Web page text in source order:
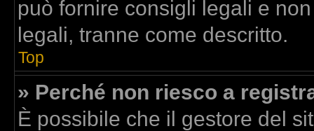
può fornire consigli legali e
legali, tranne come descritto.
Top
» Perché non riesco a
È possibile che il gestore del